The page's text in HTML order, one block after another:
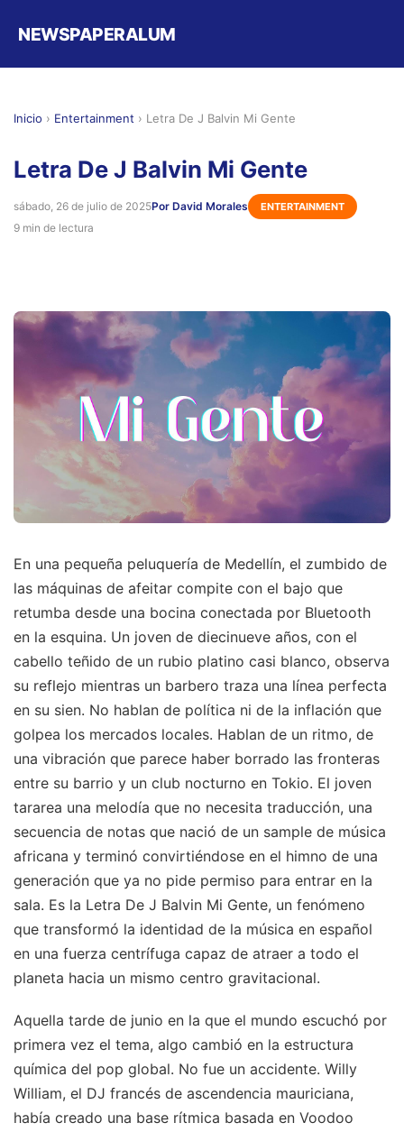
NEWSPAPERALUM
Inicio › Entertainment › Letra De J Balvin Mi Gente
Letra De J Balvin Mi Gente
sábado, 26 de julio de 2025Por David Morales ENTERTAINMENT
9 min de lectura
En una pequeña peluquería de Medellín, el zumbido de
las máquinas de afeitar compite con el bajo que
retumba desde una bocina conectada por Bluetooth
en la esquina. Un joven de diecinueve años, con el
cabello teñido de un rubio platino casi blanco, observa
su reflejo mientras un barbero traza una línea perfecta
en su sien. No hablan de política ni de la inflación que
golpea los mercados locales. Hablan de un ritmo, de
una vibración que parece haber borrado las fronteras
entre su barrio y un club nocturno en Tokio. El joven
tararea una melodía que no necesita traducción, una
secuencia de notas que nació de un sample de música
africana y terminó convirtiéndose en el himno de una
generación que ya no pide permiso para entrar en la
sala. Es la Letra De J Balvin Mi Gente, un fenómeno
que transformó la identidad de la música en español
en una fuerza centrífuga capaz de atraer a todo el
planeta hacia un mismo centro gravitacional.
Aquella tarde de junio en la que el mundo escuchó por
primera vez el tema, algo cambió en la estructura
química del pop global. No fue un accidente. Willy
William, el DJ francés de ascendencia mauriciana,
había creado una base rítmica basada en Voodoo